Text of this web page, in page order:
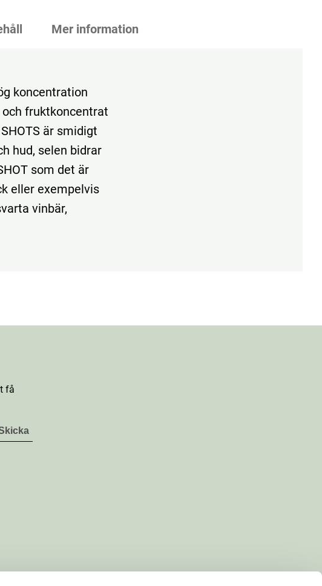
Mer information
koncentration
fruktkoncentrat
är smidigt
hud, selen bidrar
som det är
eller exempelvis
vinbär,
få